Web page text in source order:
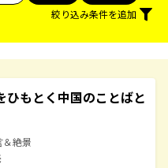
絞り込み条件を追加
ひもとく中国のことばと
＆絶景